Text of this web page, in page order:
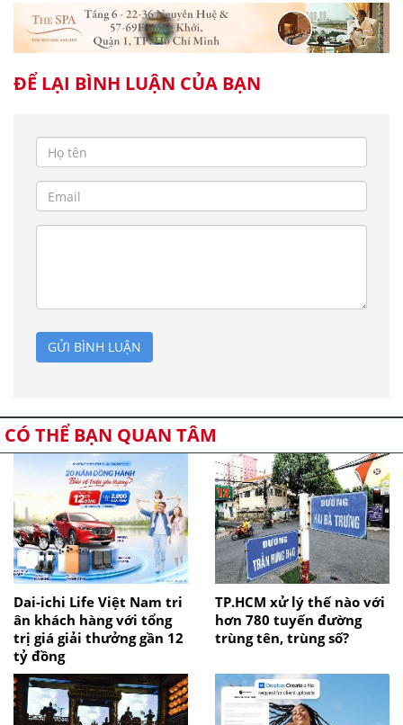
ĐỂ LẠI BÌNH LUẬN CỦA BẠN
GỬI BÌNH LUẬN
CÓ THỂ BẠN QUAN TÂM
Dai-ichi Life Việt Nam tri
ân khách hàng với tổng
trị giá giải thưởng gần 12
tỷ đồng
TP.HCM xử lý thế nào với
hơn 780 tuyến đường
trùng tên, trùng số?